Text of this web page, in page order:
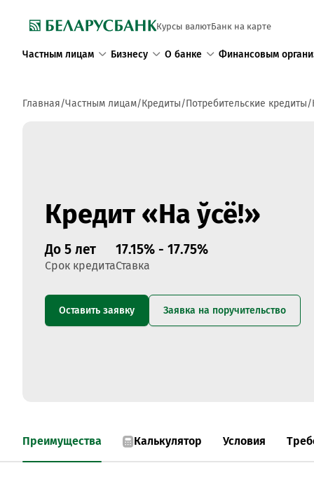
Курсы валютБанк на карте
Частным лицам Бизнесу О банке Финансовым
Главная Частным лицам Кредиты Потребительские кредиты
Кредит «На ўсё!»
До 5 лет
Срок кредита
17.15% - 17.75%
Ставка
Оставить заявку Заявка на поручительство
Преимущества Калькулятор Условия